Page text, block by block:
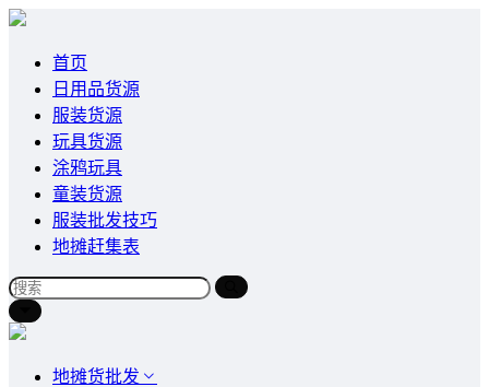
首页
日用品货源
服装货源
玩具货源
涂鸦玩具
童装货源
服装批发技巧
地摊赶集表
地摊货批发